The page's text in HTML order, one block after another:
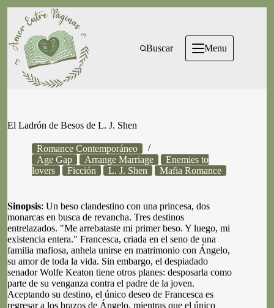
content
Buscar
Menu
El Ladrón de Besos de L. J. Shen
Romance Contemporáneo
Age Gap
Arrange Marriage
Enemies to
lovers
Ficción L. J. Shen Mafia Romance
Sinopsis: Un beso clandestino con una princesa, dos
monarcas en busca de revancha. Tres destinos
entrelazados. "Me arrebataste mi primer beso. Y luego, mi
existencia entera." Francesca, criada en el seno de una
familia mafiosa, anhela unirse en matrimonio con Ángelo,
su amor de toda la vida. Sin embargo, el despiadado
senador Wolfe Keaton tiene otros planes: desposarla como
parte de su venganza contra el padre de la joven.
Aceptando su destino, el único deseo de Francesca es
regresar a los brazos de Ángelo, mientras que el único